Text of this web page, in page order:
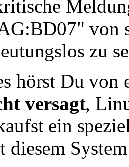
von
zu
hörst Du von
versagt,
ein
diesem